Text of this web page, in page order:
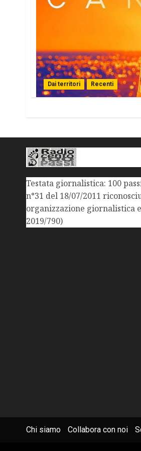
Dai territori Recenti
Testata giornalistica: 100
n°31 del 18/07/2011
organizzazione giornalistica
2019/790)
Chi siamo Collabora con noi